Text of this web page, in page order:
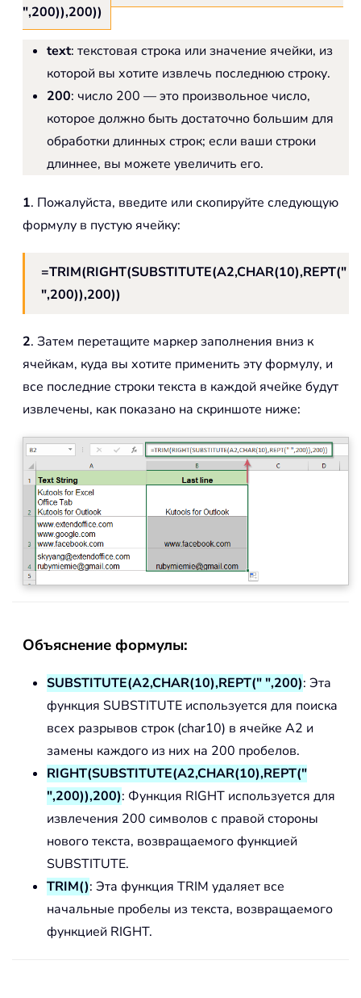
",200)),200))
text: текстовая строка или значение ячейки, из
которой вы хотите извлечь последнюю строку.
200: число 200 — это произвольное число,
которое должно быть достаточно большим для
обработки длинных строк; если ваши строки
длиннее, вы можете увеличить его.
1. Пожалуйста, введите или скопируйте следующую
формулу в пустую ячейку:
=TRIM(RIGHT(SUBSTITUTE(A2,CHAR(10),REPT("
",200)),200))
2. Затем перетащите маркер заполнения вниз к
ячейкам, куда вы хотите применить эту формулу, и
все последние строки текста в каждой ячейке будут
извлечены, как показано на скриншоте ниже:
Объяснение формулы:
SUBSTITUTE(A2,CHAR(10),REPT(" ",200): Эта
функция SUBSTITUTE используется для поиска
всех разрывов строк (char10) в ячейке A2 и
замены каждого из них на 200 пробелов.
RIGHT(SUBSTITUTE(A2,CHAR(10),REPT("
",200)),200): Функция RIGHT используется для
извлечения 200 символов с правой стороны
нового текста, возвращаемого функцией
SUBSTITUTE.
TRIM(): Эта функция TRIM удаляет все
начальные пробелы из текста, возвращаемого
функцией RIGHT.